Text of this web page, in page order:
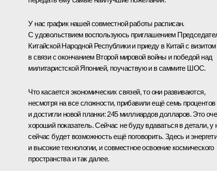
У нас график нашей совместной работы расписан.
С удовольствием воспользуюсь приглашением
Китайской Народной Республики и приеду в Китай с визитом
в связи с окончанием Второй мировой войны и победой над
милитаристской Японией, поучаствую и в саммите ШОС.
Что касается экономических связей, то они развиваются,
несмотря на все сложности, прибавили ещё семь процентов
и достигли новой планки: 245 миллиардов долларов. Это
хороший показатель. Сейчас не буду вдаваться в детали, у
сейчас будет возможность ещё поговорить. Здесь и
и высокие технологии, и совместное освоение космического
пространства и так далее.